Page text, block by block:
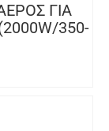
ΓΙΑ
350-